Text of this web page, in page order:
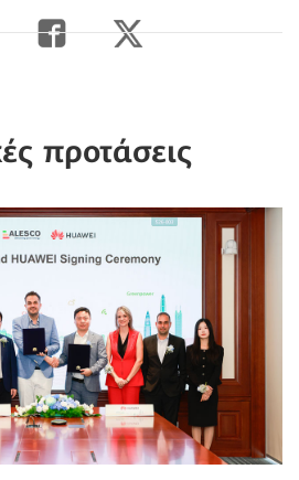
προτάσεις